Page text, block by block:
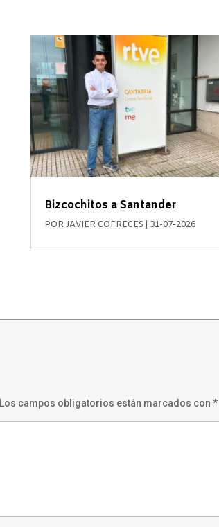
Bizcochitos a Santander
POR JAVIER COFRECES 31-07-2026
Los campos obligatorios están marcados con*